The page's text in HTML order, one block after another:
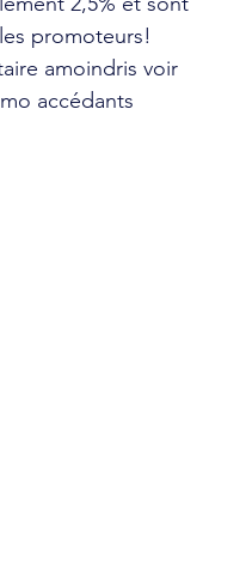
promoteurs!
amoindris voir
accédants